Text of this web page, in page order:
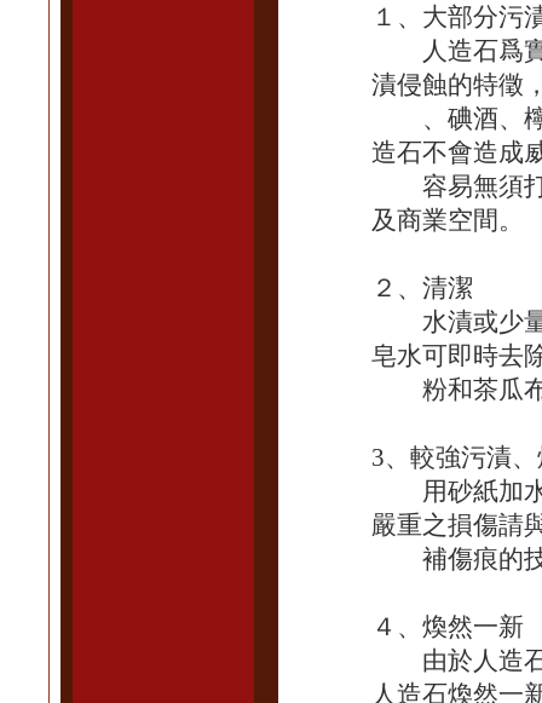
１、大部分污
人造石爲實
漬侵蝕的特徵
、碘酒、檸
造石不會造成
容易無須打
及商業空間。
２、清潔
水漬或少量
皂水可即時去
粉和茶瓜布
3、較強污漬
用砂紙加水
嚴重之損傷請
補傷痕的技
４、煥然一新
由於人造石
人造石煥然一